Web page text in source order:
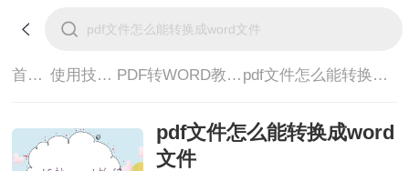
首页> 使用技巧> PDF转WORD教程> pdf文件怎么能转换成word文件
pdf文件怎么能转换成word
文件